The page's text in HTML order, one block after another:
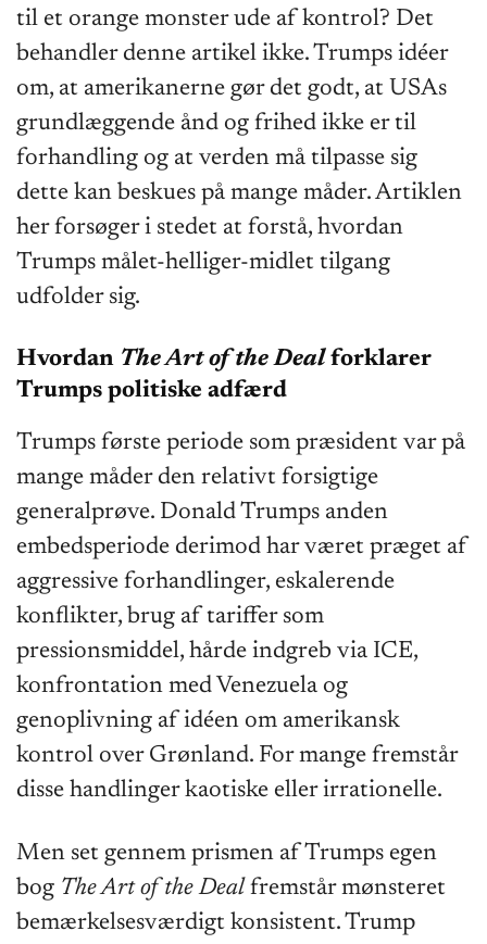
til et orange monster ude af kontrol? Det
behandler denne artikel ikke. Trumps idéer
om, at amerikanerne gør det godt, at USAs
grundlæggende ånd og frihed ikke er til
forhandling og at verden må tilpasse sig
dette kan beskues på mange måder. Artiklen
her forsøger i stedet at forstå, hvordan
Trumps målet-helliger-midlet tilgang
udfolder sig.
Hvordan The Art of the Deal forklarer
Trumps politiske adfærd
Trumps første periode som præsident var på
mange måder den relativt forsigtige
generalprøve. Donald Trumps anden
embedsperiode derimod har været præget af
aggressive forhandlinger, eskalerende
konflikter, brug af tariffer som
pressionsmiddel, hårde indgreb via ICE,
konfrontation med Venezuela og
genoplivning af idéen om amerikansk
kontrol over Grønland. For mange fremstår
disse handlinger kaotiske eller irrationelle.
Men set gennem prismen af Trumps egen
bog The Art of the Deal fremstår mønsteret
bemærkelsesværdigt konsistent. Trump